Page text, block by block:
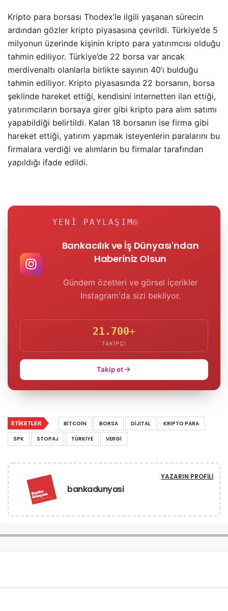
Kripto para borsası Thodex’le ilgili yaşanan sürecin
ardından gözler kripto piyasasına çevrildi. Türkiye’de 5
milyonun üzerinde kişinin kripto para yatırımcısı olduğu
tahmin ediliyor. Türkiye’de 22 borsa var ancak
merdivenaltı olanlarla birlikte sayının 40’ı bulduğu
tahmin ediliyor. Kripto piyasasında 22 borsanın, borsa
şeklinde hareket ettiği, kendisini internetten ilan ettiği,
yatırımcıların borsaya girer gibi kripto para alım satımı
yapabildiği belirtildi. Kalan 18 borsanın ise firma gibi
hareket ettiği, yatırım yapmak isteyenlerin paralarını bu
firmalara verdiği ve alımların bu firmalar tarafından
yapıldığı ifade edildi.
YENI PAYLAŞIM
Bankacılık ve İş Dünyası'ndan
Haberiniz Olsun
Gündem özetleri ve görsel içerikler
Instagram'da sizi bekliyor.
21.700+
TAKIPÇI
Takip et
ETIKETLER BITCOIN BORSA DIJITAL
KRIPTO PARA
SPK
STOPAJ TÜRKIYE VERGI
bankadunyasi
YAZARIN PROFILI